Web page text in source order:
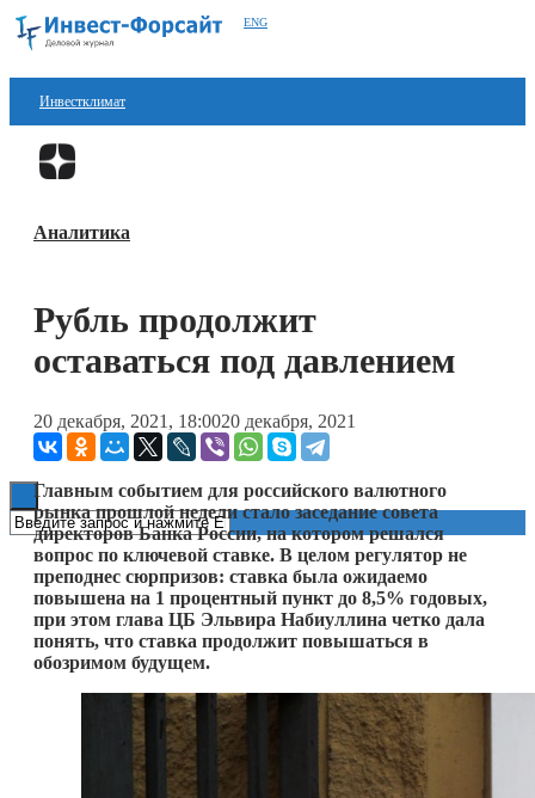
ENG
Инвестклимат
Финансы
Блокчейн
Технологии
Книги
Аналитика
Рубль продолжит
оставаться под давлением
20 декабря, 2021, 18:0020 декабря, 2021
Главным событием для российского валютного
рынка прошлой недели стало заседание совета
директоров Банка России, на котором решался
вопрос по ключевой ставке. В целом регулятор не
преподнес сюрпризов: ставка была ожидаемо
повышена на 1 процентный пункт до 8,5% годовых,
при этом глава ЦБ Эльвира Набиуллина четко дала
понять, что ставка продолжит повышаться в
обозримом будущем.